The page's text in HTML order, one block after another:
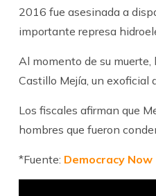
2016 fue asesinada a
importante represa
Al momento de su
Castillo Mejía, un exoficial
Los fiscales afirman que
hombres que fueron
*Fuente: Democracy Now